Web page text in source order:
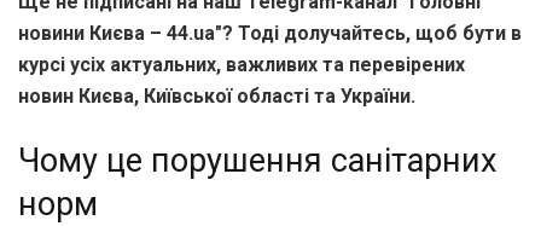
новини Києва – 44.ua"? Тоді долучайтесь, щоб бути в
курсі усіх актуальних, важливих та перевірених
новин Києва, Київської області та України.
Чому це порушення санітарних
норм